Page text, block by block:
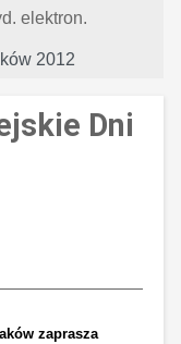
elektron.
2012
Dni
zaprasza